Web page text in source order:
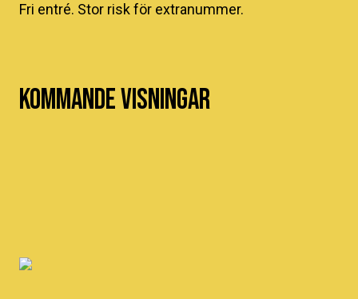
Fri entré. Stor risk för extranummer.
Kommande visningar